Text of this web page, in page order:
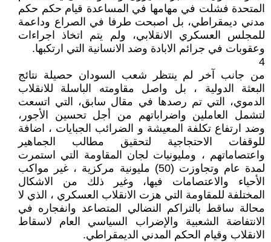
المتحدة فشلت في مهامها في المساعدة قيام حكم حكم
مدني ديمقراطي، بل اصبحت طرفا في الصراع وداعمة
للمجلس العسكري الانقلابي، ولم يتم اتخاذ اجراءات
وعقوبات في جرائم الابادة وضد الانسانية التي ارتكبها.
4
من جانب آخر لم ينتظر شعب السودان حصيلة نتائج
البعثة الدولية ، بل واصل مقاومته الباسلة للانقلاب
الدموي، التي تم رصدها في مقال سابق، التي اتسعت
لتشمل العاملين واضراباتهم من أجل تحسين الأجور،
وضد ارتفاع تكلفة المعيشة و الضرائب الجبايات ، اضافة
للوقفات الاحتجاجية لتحقيق مطالب الجماهير
واعتصاماتهم ، ومليونيات لجان المقاومة التي استمرت
لمدة عام وتجاوزت (50) مليونية مركزية ، غير مواكب
الأحياء والاعتصامات فيها، وغير ذلك من الاشكال
المختلفة للمقاومة التي هزت الانقلاب العسكري ، الذي لا
محالة ساقط بالتراكم النضالي المتصاعد وانفجاره في
الانتفاضة الشعبية والإضراب السياسي العام لاسقاط
الانقلاب وقيام الحكم المدني الديمقراطي.